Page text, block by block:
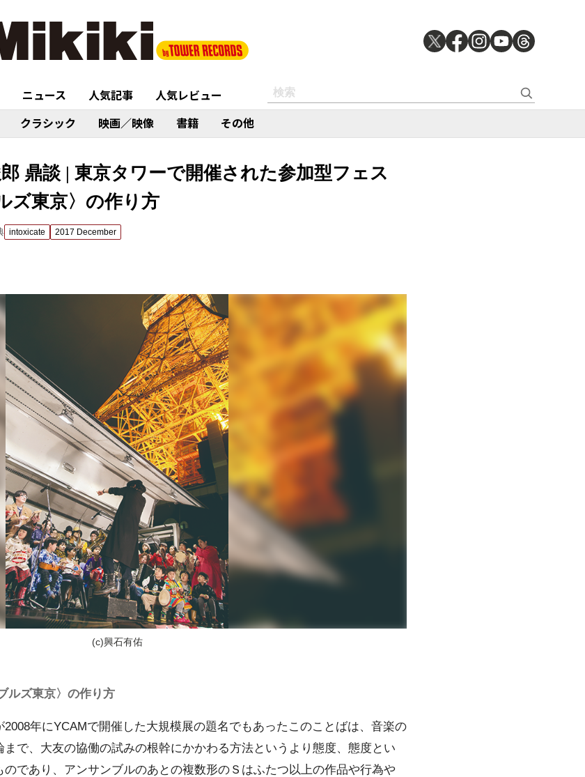
ニュース 人気記事
人気レビュー
クラシック 映画／映像 書籍 その他
鼎談 | 東京タワーで開催された参加型フェス
ズ東京〉の作り方
intoxicate 2017 December
(c)興石有佑
ルズ東京〉の作り方
年にYCAMで開催した大規模展の題名でもあったこのことばは、音楽の
で、大友の協働の試みの根幹にかかわる方法というより態度、態度とい
であり、アンサンブルのあとの複数形のＳはふたつ以上の作品や行為や